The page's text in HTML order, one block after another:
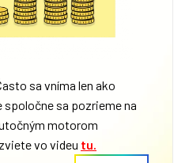
sa vníma len ako
spoločne sa pozrieme na
motorom
vo videu tu.